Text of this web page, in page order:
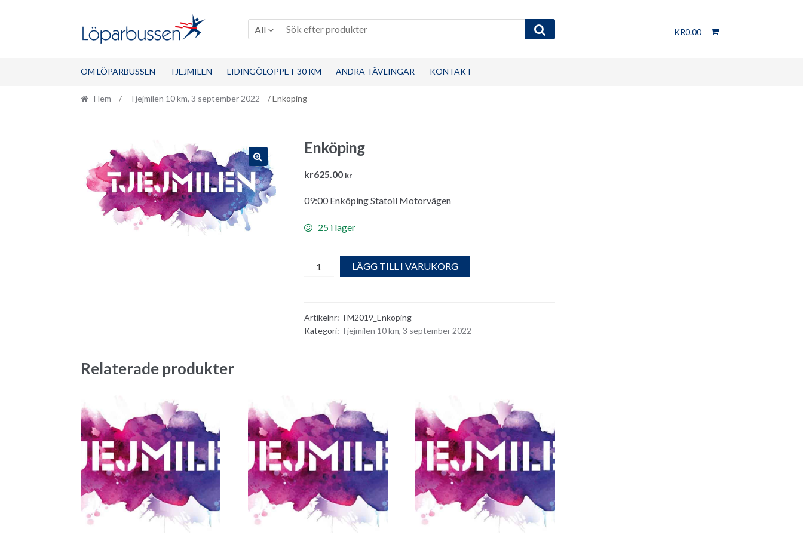
navigering
innehåll
All KR0.00
OM LÖPARBUSSEN TJEJMILEN LIDINGÖLOPPET 30 KM ANDRA TÄVLINGAR KONTAKT
Hem / Tjejmilen 10 km, 3 september 2022 / Enköping
Enköping
kr625.00 kr
09:00 Enköping Statoil Motorvägen
25 i lager
Enköping
quantity
LÄGG TILL I VARUKORG
Artikelnr: TM2019_Enkoping
Kategori: Tjejmilen 10 km, 3 september 2022
Relaterade produkter